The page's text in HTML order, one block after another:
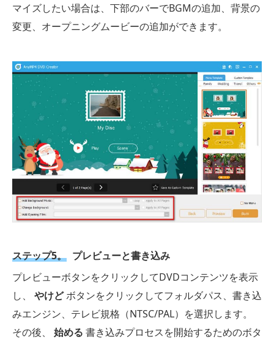
マイズしたい場合は、下部のバーでBGMの追加、背景の
変更、オープニングムービーの追加ができます。
ステップ5。 プレビューと書き込み
プレビューボタンをクリックしてDVDコンテンツを表示
し、 やけどボタンをクリックしてフォルダパス、書き込
みエンジン、テレビ規格（NTSC/PAL）を選択します。
その後、 始める 書き込みプロセスを開始するためのボタ